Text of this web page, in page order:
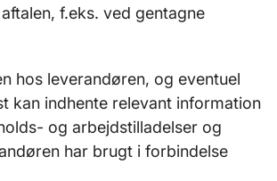
f.eks. ved gentagne
hos leverandøren, og eventuel
kan indhente relevant information
og arbejdstilladelser og
har brugt i forbindelse